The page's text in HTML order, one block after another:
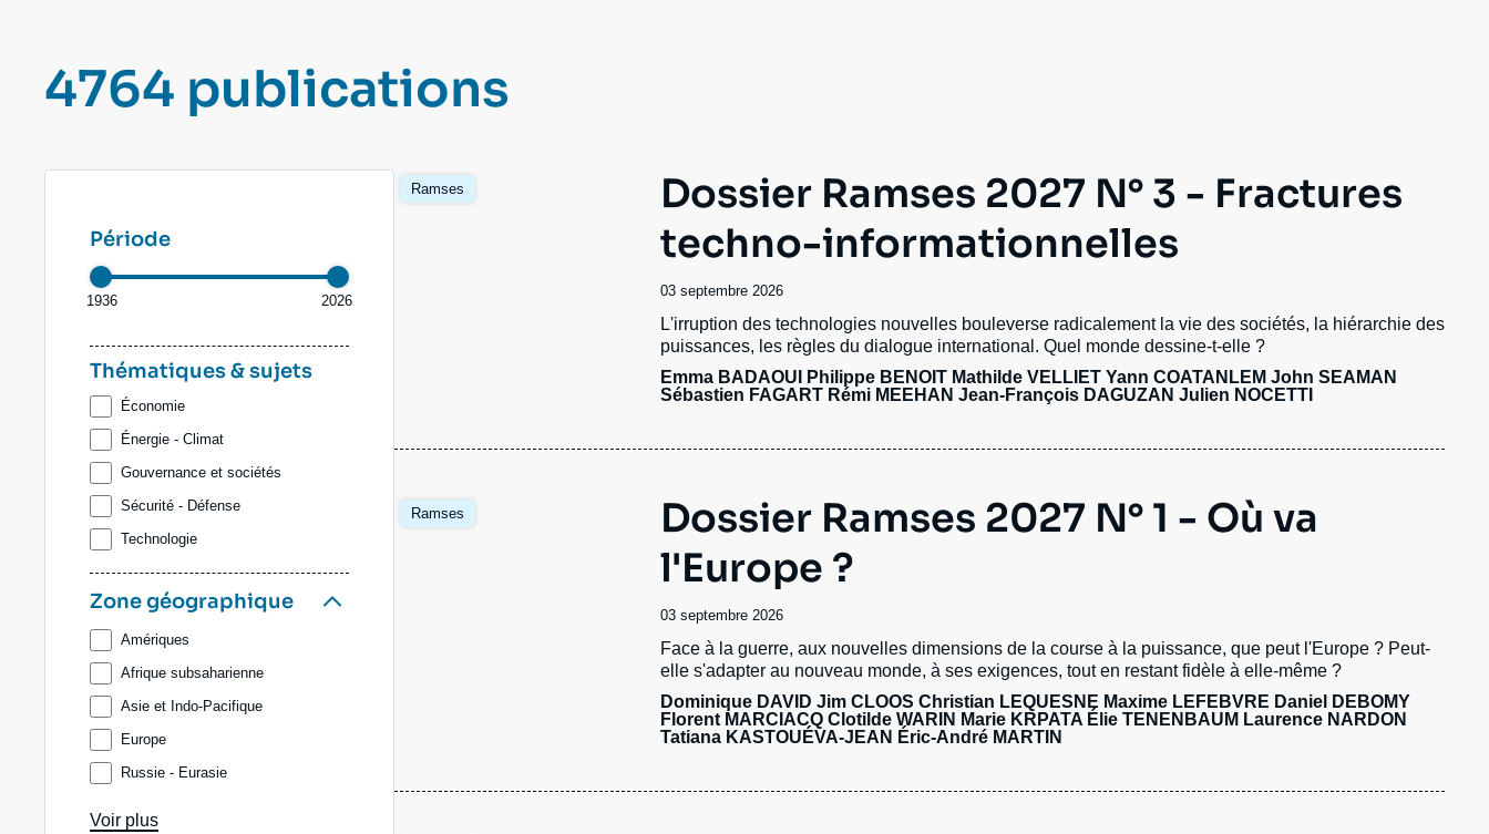
Nous soutenir en tant que professionnel
Guerre en Ukraine
OTAN
4764 publications
Période
1936 2026
Thématiques & sujets
Économie
Énergie - Climat
Gouvernance et sociétés
Sécurité - Défense
Technologie
Zone géographique
Amériques
Afrique subsaharienne
Asie et Indo-Pacifique
Europe
Russie - Eurasie
Voir plus
Ramses
Image
principale
Dossier Ramses 2027 N° 3 - Fractures
techno-informationnelles
Date
de
publication
03 septembre 2026
Accroche
L'irruption des technologies nouvelles bouleverse radicalement la vie des sociétés, la hiérarchie des
puissances, les règles du dialogue international. Quel monde dessine-t-elle ?
Emma BADAOUI Philippe BENOIT Mathilde VELLIET Yann COATANLEM John SEAMAN
Sébastien FAGART Rémi MEEHAN Jean-François DAGUZAN Julien NOCETTI
Ramses
Image
principale
Dossier Ramses 2027 N° 1 - Où va
l'Europe ?
Date
de
publication
03 septembre 2026
Accroche
Face à la guerre, aux nouvelles dimensions de la course à la puissance, que peut l'Europe ? Peut-
elle s'adapter au nouveau monde, à ses exigences, tout en restant fidèle à elle-même ?
Dominique DAVID Jim CLOOS Christian LEQUESNE Maxime LEFEBVRE Daniel DEBOMY
Florent MARCIACQ Clotilde WARIN Marie KRPATA Élie TENENBAUM Laurence NARDON
Tatiana KASTOUÉVA-JEAN Éric-André MARTIN